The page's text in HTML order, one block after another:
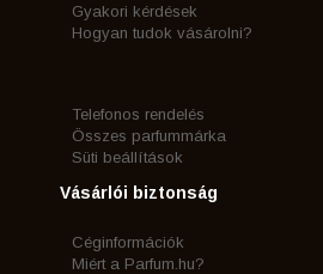
Gyakori kérdések
Hogyan tudok vásárolni?
Telefonos rendelés
Összes parfummárka
Süti beállítások
Vásárlói biztonság
Céginformációk
Miért a Parfum.hu?